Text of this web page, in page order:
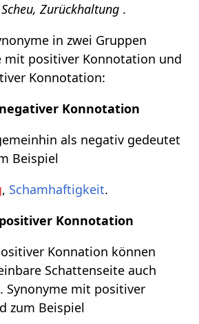
Zurückhaltung .
in zwei Gruppen
mit positiver Konnotation und
Konnotation:
Konnotation
als negativ gedeutet
Beispiel
, Schamhaftigkeit.
Konnotation
Konnation können
Schattenseite auch
Synonyme mit positiver
zum Beispiel